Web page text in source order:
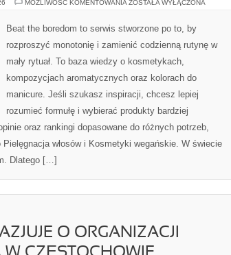
MOŻLIWOŚĆ KOMENTOWANIA NAJCZĘSTSZE
ZOSTAŁA WYŁĄCZONA
Beat the boredom to serwis stworzone po to, by
rozproszyć monotonię i zamienić codzienną rutynę w
mały rytuał. To baza wiedzy o kosmetykach,
kompozycjach aromatycznych oraz kolorach do
manicure. Jeśli szukasz inspiracji, chcesz lepiej
rozumieć formułę i wybierać produkty bardziej
oraz rankingi dopasowane do różnych potrzeb,
włosów i Kosmetyki wegańskie. W świecie
Dlatego […]
O ORGANIZACJI